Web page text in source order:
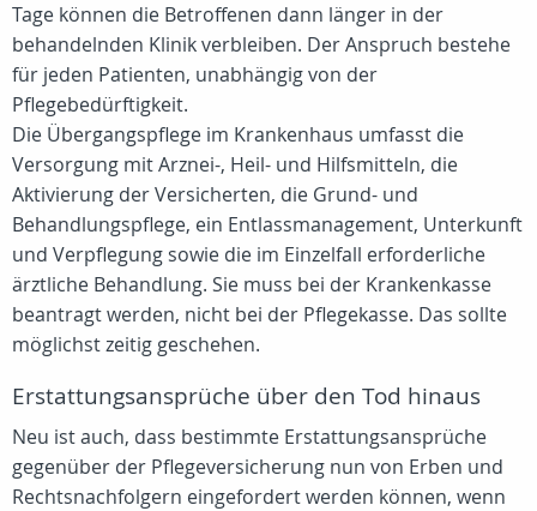
Tage können die Betroffenen dann länger in der
behandelnden Klinik verbleiben. Der Anspruch bestehe
für jeden Patienten, unabhängig von der
Pflegebedürftigkeit.
Die Übergangspflege im Krankenhaus umfasst die
Versorgung mit Arznei-, Heil- und Hilfsmitteln, die
Aktivierung der Versicherten, die Grund- und
Behandlungspflege, ein Entlassmanagement, Unterkunft
und Verpflegung sowie die im Einzelfall erforderliche
ärztliche Behandlung. Sie muss bei der Krankenkasse
beantragt werden, nicht bei der Pflegekasse. Das sollte
möglichst zeitig geschehen.
Erstattungsansprüche über den Tod hinaus
Neu ist auch, dass bestimmte Erstattungsansprüche
gegenüber der Pflegeversicherung nun von Erben und
Rechtsnachfolgern eingefordert werden können, wenn